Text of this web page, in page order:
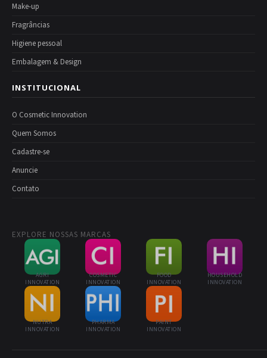
Make-up
Fragrâncias
Higiene pessoal
Embalagem & Design
INSTITUCIONAL
O Cosmetic Innovation
Quem Somos
Cadastre-se
Anuncie
Contato
EXPLORE NOSSAS MARCAS
AGRI
INNOVATION
COSMETIC
INNOVATION
FOOD
INNOVATION
HOUSEHOLD
INNOVATION
NUTRA
INNOVATION
PHARMA
INNOVATION
PAINT
INNOVATION